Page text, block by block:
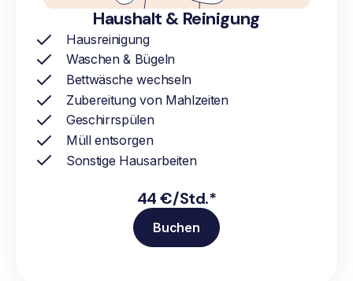
Haushalt & Reinigung
Hausreinigung
Waschen & Bügeln
Bettwäsche wechseln
Zubereitung von Mahlzeiten
Geschirrspülen
Müll entsorgen
Sonstige Hausarbeiten
44 €/Std.*
Buchen